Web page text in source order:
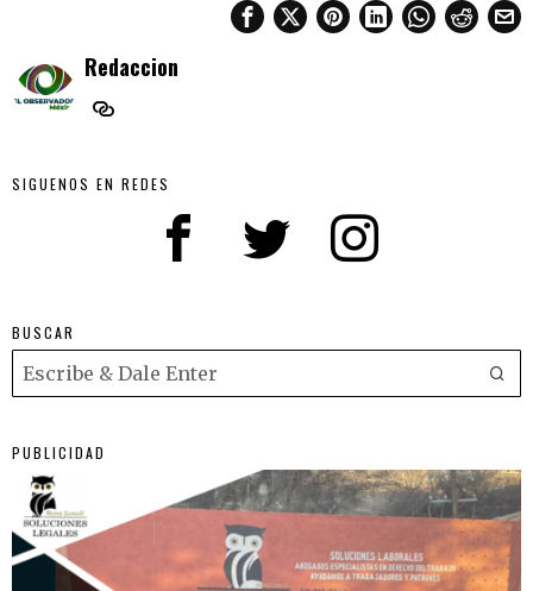
Redaccion
SIGUENOS EN REDES
BUSCAR
PUBLICIDAD